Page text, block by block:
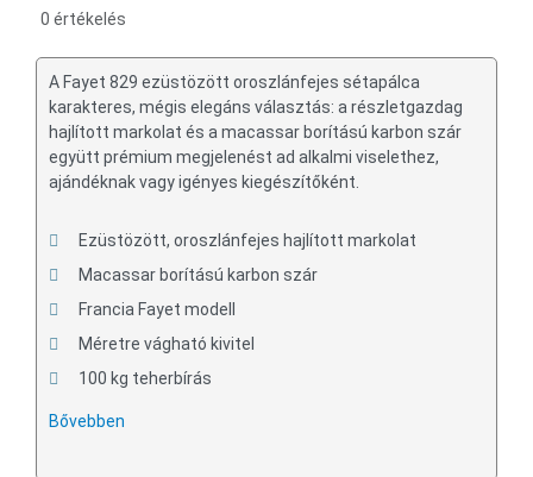
0 értékelés
A Fayet 829 ezüstözött oroszlánfejes sétapálca
karakteres, mégis elegáns választás: a részletgazdag
hajlított markolat és a macassar borítású karbon szár
együtt prémium megjelenést ad alkalmi viselethez,
ajándéknak vagy igényes kiegészítőként.
Ezüstözött, oroszlánfejes hajlított markolat
Macassar borítású karbon szár
Francia Fayet modell
Méretre vágható kivitel
100 kg teherbírás
Bővebben